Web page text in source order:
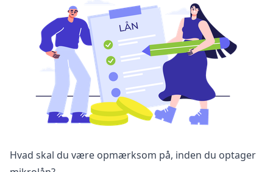
Hvad skal du være opmærksom på, inden du optager